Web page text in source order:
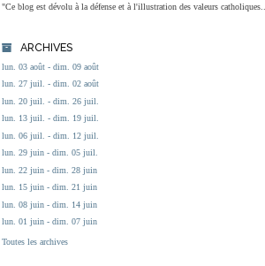
"Ce blog est dévolu à la défense et à l'illustration des valeurs catholiques...
ARCHIVES
lun. 03 août - dim. 09 août
lun. 27 juil. - dim. 02 août
lun. 20 juil. - dim. 26 juil.
lun. 13 juil. - dim. 19 juil.
lun. 06 juil. - dim. 12 juil.
lun. 29 juin - dim. 05 juil.
lun. 22 juin - dim. 28 juin
lun. 15 juin - dim. 21 juin
lun. 08 juin - dim. 14 juin
lun. 01 juin - dim. 07 juin
Toutes les archives